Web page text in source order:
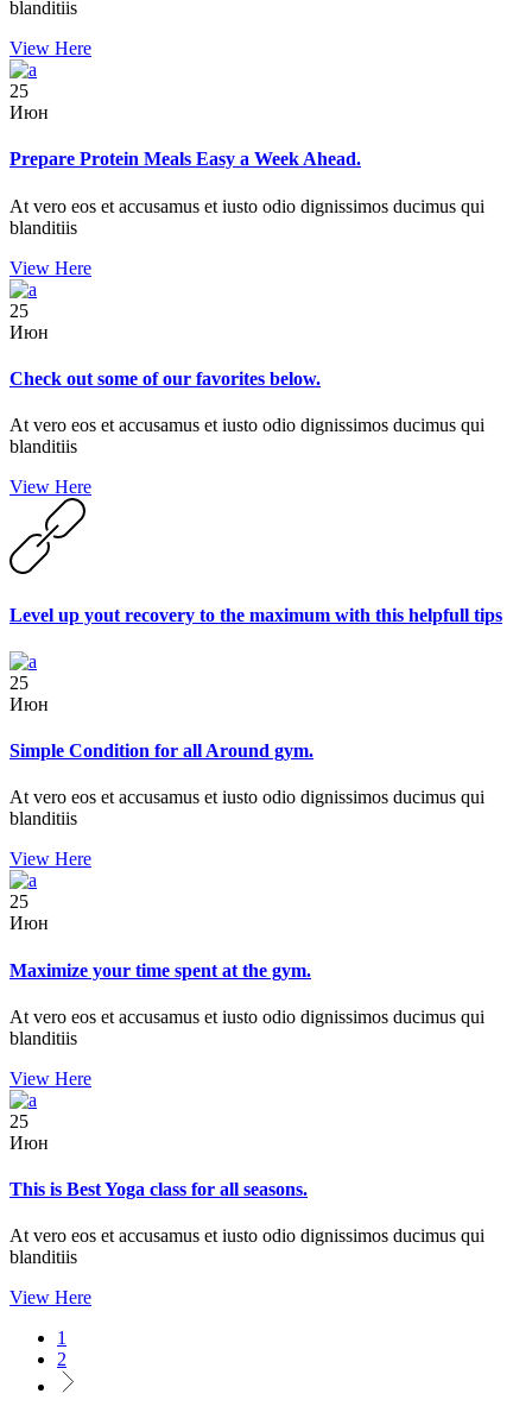
blanditiis
View Here
25
Июн
Prepare Protein Meals Easy a Week Ahead.
At vero eos et accusamus et iusto odio dignissimos ducimus qui
blanditiis
View Here
25
Июн
Check out some of our favorites below.
At vero eos et accusamus et iusto odio dignissimos ducimus qui
blanditiis
View Here
Level up yout recovery to the maximum with this helpfull tips
25
Июн
Simple Condition for all Around gym.
At vero eos et accusamus et iusto odio dignissimos ducimus qui
blanditiis
View Here
25
Июн
Maximize your time spent at the gym.
At vero eos et accusamus et iusto odio dignissimos ducimus qui
blanditiis
View Here
25
Июн
This is Best Yoga class for all seasons.
At vero eos et accusamus et iusto odio dignissimos ducimus qui
blanditiis
View Here
1
2